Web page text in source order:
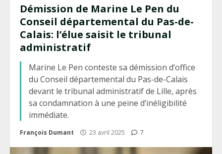
Démission de Marine Le Pen du
Conseil départemental du Pas-de-
Calais: l’élue saisit le tribunal
administratif
Marine Le Pen conteste sa démission d’office
du Conseil départemental du Pas-de-Calais
devant le tribunal administratif de Lille, après
sa condamnation à une peine d’inéligibilité
immédiate.
François Dumant 23 avril 2025 7